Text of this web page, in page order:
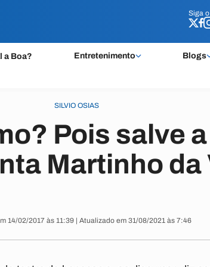
Siga o
a Boa? Entretenimento Blogs
Siga o
SILVIO OSIAS
Pois salve
Martinho da
14/02/2017 às 11:39 | Atualizado em 31/08/2021 às 7:46